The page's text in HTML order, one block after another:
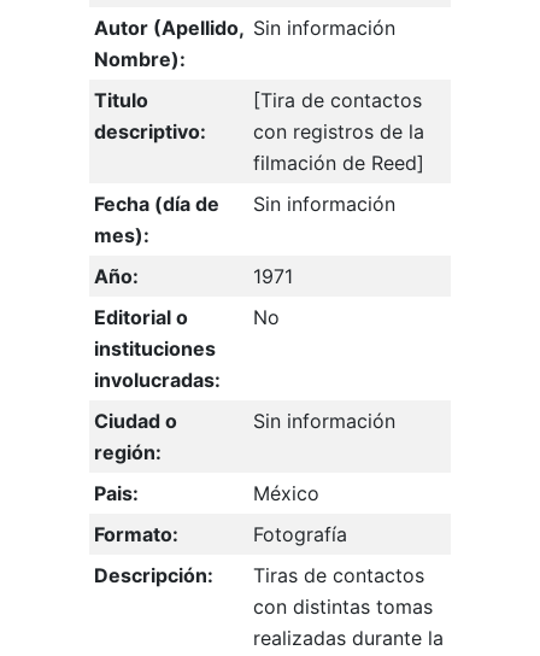
Autor (Apellido,
Nombre):
Sin información
Titulo
descriptivo:
[Tira de contactos
con registros de la
filmación de Reed]
Fecha (día de
mes):
Sin información
Año:
1971
Editorial o
instituciones
involucradas:
No
Ciudad o
región:
Sin información
Pais:
México
Formato:
Fotografía
Descripción:
Tiras de contactos
con distintas tomas
realizadas durante la